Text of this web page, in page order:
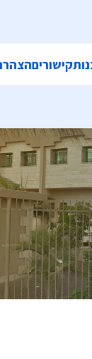
קישורים